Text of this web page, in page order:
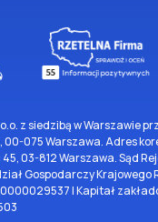
z siedzibą w Warszawie
00-075 Warszawa. Adres
03-812 Warszawa. Sąd
Gospodarczy Krajowego
0000029537 | Kapitał